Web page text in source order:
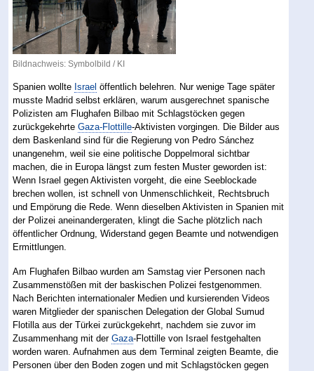
Bildnachweis: Symbolbild / KI
Spanien wollte Israel öffentlich belehren. Nur wenige Tage später
musste Madrid selbst erklären, warum ausgerechnet spanische
Polizisten am Flughafen Bilbao mit Schlagstöcken gegen
zurückgekehrteGaza-Flottille-Aktivisten vorgingen. Die Bilder aus
dem Baskenland sind für die Regierung von Pedro Sánchez
unangenehm, weil sie eine politische Doppelmoral sichtbar
machen, die in Europa längst zum festen Muster geworden ist:
Wenn Israel gegen Aktivisten vorgeht, die eine Seeblockade
brechen wollen, ist schnell von Unmenschlichkeit, Rechtsbruch
und Empörung die Rede. Wenn dieselben Aktivisten in Spanien mit
der Polizei aneinandergeraten, klingt die Sache plötzlich nach
öffentlicher Ordnung, Widerstand gegen Beamte und notwendigen
Ermittlungen.
Am Flughafen Bilbao wurden am Samstag vier Personen nach
Zusammenstößen mit der baskischen Polizei festgenommen.
Nach Berichten internationaler Medien und kursierenden Videos
waren Mitglieder der spanischen Delegation der Global Sumud
Flotilla aus der Türkei zurückgekehrt, nachdem sie zuvor im
Zusammenhang mit derGaza-Flottille von Israel festgehalten
worden waren. Aufnahmen aus dem Terminal zeigten Beamte, die
Personen über den Boden zogen und mit Schlagstöcken gegen